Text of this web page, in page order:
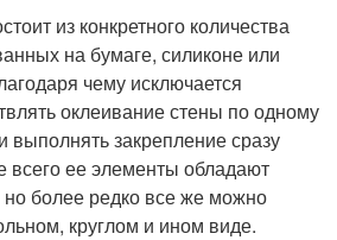
из конкретного количества
на бумаге, силиконе или
чему исключается
оклеивание стены по одному
выполнять закрепление сразу
всего ее элементы обладают
более редко все же можно
круглом и ином виде.